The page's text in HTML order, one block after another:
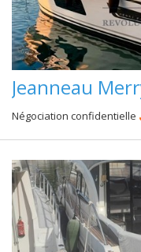
Jeanneau
Négociation confidentielle